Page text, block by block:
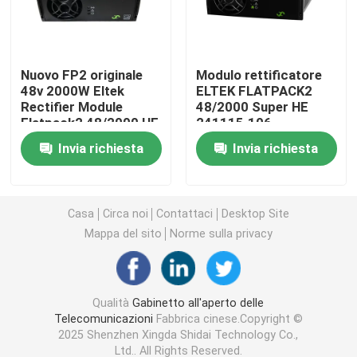
Capo del server di rete
Sistemi di alimentazione elettrica a corrente continua
Modulo rettificatore
Rettificatore a corrente continua da 48 V
Flatpack2 ha integrato la centrale elettrica
Nuovo FP2 originale
48v 2000W Eltek
Rectifier Module
Flatpack2 48/2000 HE
Parte n. 241115.105
In magazzino
Invia richiesta
Modulo rettificatore
ELTEK FLATPACK2
48/2000 Super HE
241115.106
Invia richiesta
Casa Circa noi Contattaci
Desktop Site
Mappa del sito
Norme sulla privacy
QualitàGabinetto all'aperto delle
Telecomunicazioni Fabbrica cinese.Copyright ©
2025 Shenzhen Xingda Shidai Technology Co.,
Ltd.. All Rights Reserved.